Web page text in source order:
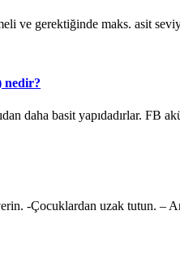
ve gerektiğinde maks. asit
nedir?
daha basit yapıdadırlar. FB
-Çocuklardan uzak tutun. –